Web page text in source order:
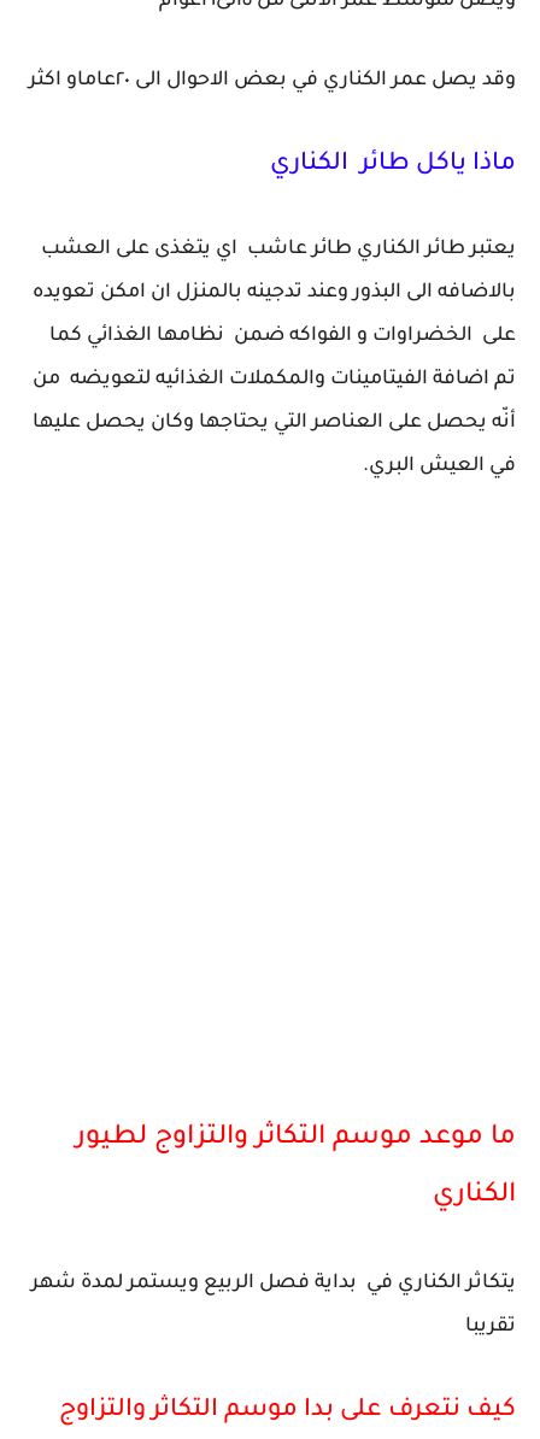
وقد يصل عمر الكناري في بعض الاحوال الى ٢٠عاماو اكثر
ماذا ياكل طائر الكناري
يعتبر طائر الكناري طائر عاشب اي يتغذى على العشب
بالاضافه الى البذور وعند تدجينه بالمنزل ان امكن تعويده
على الخضراوات و الفواكه ضمن نظامها الغذائي كما
تم اضافة الفيتامينات والمكملات الغذائيه لتعويضه من
أنّه يحصل على العناصر التي يحتاجها وكان يحصل عليها
في العيش البري.
ما موعد موسم التكاثر والتزاوج لطيور
الكناري
يتكاثر الكناري في بداية فصل الربيع ويستمر لمدة شهر
تقريبا
كيف نتعرف على بدا موسم التكاثر والتزاوج